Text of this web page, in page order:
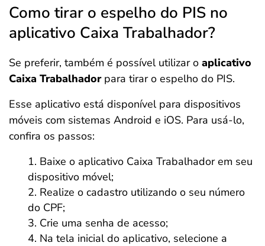
Como tirar o espelho do PIS no
aplicativo Caixa Trabalhador?
Se preferir, também é possível utilizar o aplicativo
Caixa Trabalhadorpara tirar o espelho do PIS.
Esse aplicativo está disponível para dispositivos
móveis com sistemas Android e iOS. Para usá-lo,
confira os passos:
Baixe o aplicativo Caixa Trabalhador em seu
dispositivo móvel;
Realize o cadastro utilizando o seu número
do CPF;
Crie uma senha de acesso;
Na tela inicial do aplicativo, selecione a